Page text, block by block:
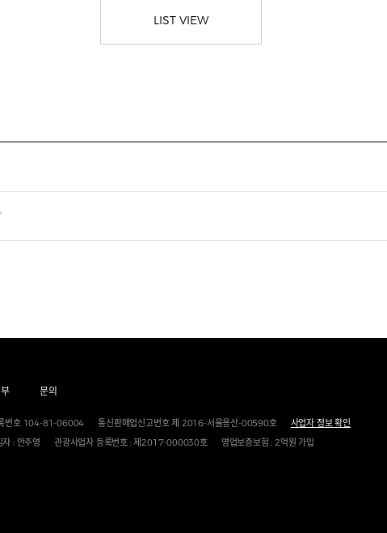
LIST VIEW
문의
번호 104-81-06004 통신판매업신고번호 제 2016-서울용산-00590호
사업자 정보 확인
: 안주영
관광사업자 등록번호 : 제2017-000030호 영업보증보험 : 2억원 가입